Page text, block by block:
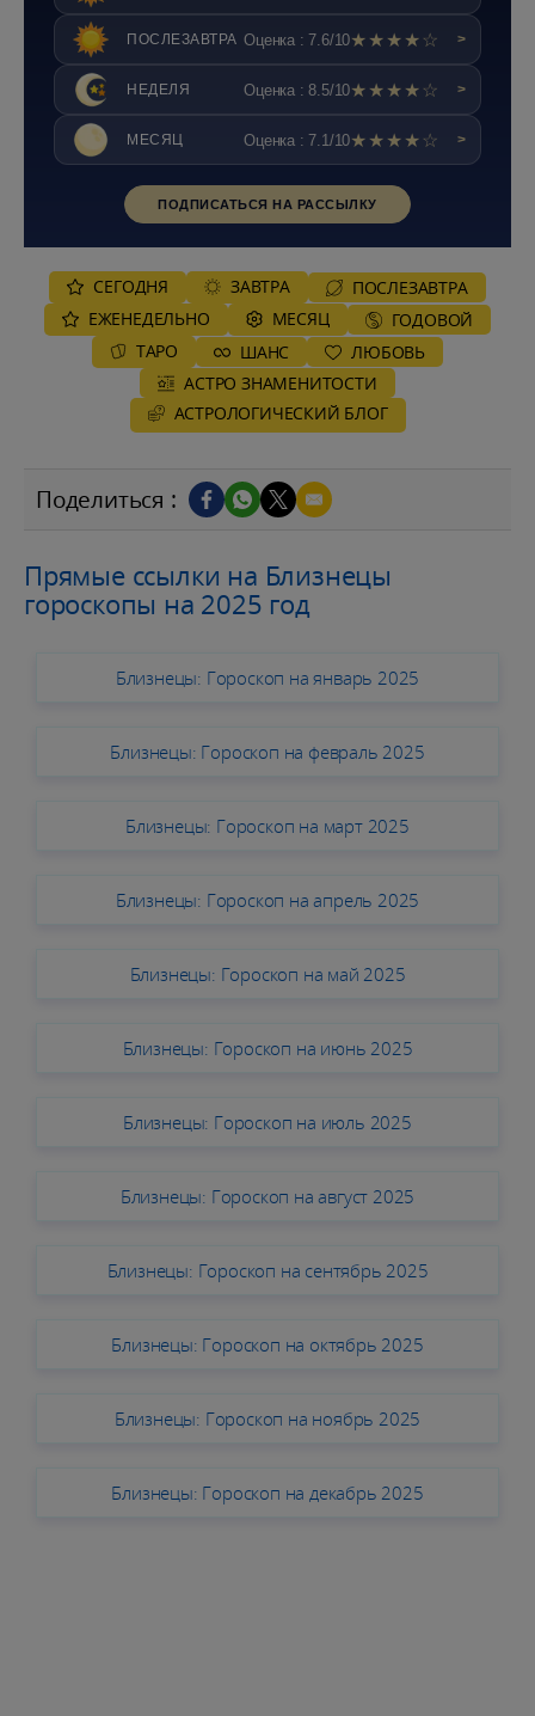
ПОСЛЕЗАВТРА Оценка : 7.6/10★★★★☆ >
НЕДЕЛЯ Оценка : 8.5/10★★★★☆ >
МЕСЯЦ Оценка : 7.1/10★★★★☆ >
ПОДПИСАТЬСЯ НА РАССЫЛКУ
СЕГОДНЯ ЗАВТРА
ПОСЛЕЗАВТРА
ЕЖЕНЕДЕЛЬНО
MЕСЯЦ
ГОДОВОЙ
ТАРО
ШАНС
ЛЮБОВЬ
АСТРО ЗНАМЕНИТОСТИ
AСТРОЛОГИЧЕСКИЙ БЛОГ
Поделиться :
Прямые ссылки на Близнецы
гороскопы на 2025 год
Близнецы: Гороскоп на январь 2025
Близнецы: Гороскоп на февраль 2025
Близнецы: Гороскоп на март 2025
Близнецы: Гороскоп на апрель 2025
Близнецы: Гороскоп на май 2025
Близнецы: Гороскоп на июнь 2025
Близнецы: Гороскоп на июль 2025
Близнецы: Гороскоп на август 2025
Близнецы: Гороскоп на сентябрь 2025
Близнецы: Гороскоп на октябрь 2025
Близнецы: Гороскоп на ноябрь 2025
Близнецы: Гороскоп на декабрь 2025